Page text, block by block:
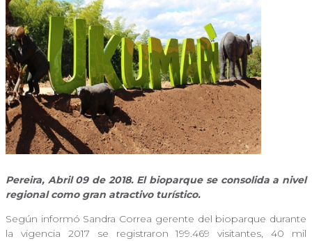
Pereira, Abril 09 de 2018. El bioparque se consolida a nivel
regional como gran atractivo turístico.
Según informó Sandra Correa gerente del bioparque durante
la vigencia 2017 se registraron 199.469 visitantes, 40 mil